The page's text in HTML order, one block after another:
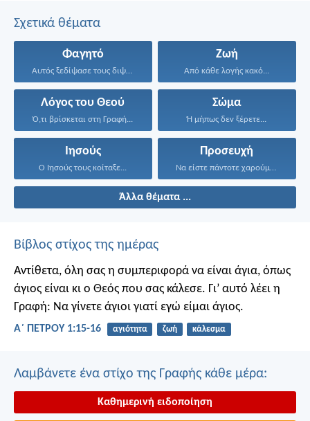
Σχετικά θέματα
Φαγητό
Αυτός ξεδίψασε τους διψασμένους...
Ζωή
Από κάθε λογής κακό...
Λόγος του Θεού
Ό,τι βρίσκεται στη Γραφή...
Σώμα
Ή μήπως δεν ξέρετε...
Ιησούς
Ο Ιησούς τους κοίταξε...
Προσευχή
Να είστε πάντοτε χαρούμενοι...
Άλλα θέματα ...
Βίβλος στίχος της ημέρας
Αντίθετα, όλη σας η συμπεριφορά να είναι άγια, όπως
άγιος είναι κι ο Θεός που σας κάλεσε. Γι’ αυτό λέει η
Γραφή: Να γίνετε άγιοι γιατί εγώ είμαι άγιος.
Α΄ ΠΕΤΡΟΥ 1:15-16 αγιότητα ζωή κάλεσμα
Λαμβάνετε ένα στίχο της Γραφής κάθε μέρα:
Καθημερινή ειδοποίηση